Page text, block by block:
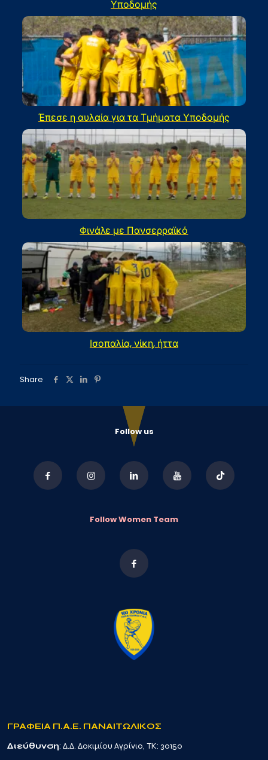
Υποδομής
Έπεσε η αυλαία για τα Τμήματα Υποδομής
Φινάλε με Πανσερραϊκό
Ισοπαλία, νίκη, ήττα
Share
Follow us
Follow Women Team
ΓΡΑΦΕΙΑ Π.Α.Ε. ΠΑΝΑΙΤΩΛΙΚΟΣ
Διεύθυνση: Δ.Δ. Δοκιμίου Αγρίνιο, TK: 30150